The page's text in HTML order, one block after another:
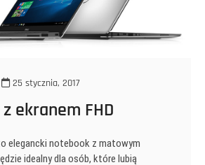
25 stycznia, 2017
ekranem FHD
elegancki notebook z matowym
idealny dla osób, które lubią